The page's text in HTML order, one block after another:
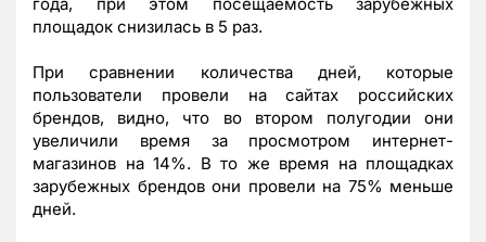
площадок снизилась в 5 раз.
При сравнении количества дней, которые
пользователи провели на сайтах российских
брендов, видно, что во втором полугодии они
увеличили время за просмотром интернет-
магазинов на 14%. В то же время на площадках
зарубежных брендов они провели на 75% меньше
дней.